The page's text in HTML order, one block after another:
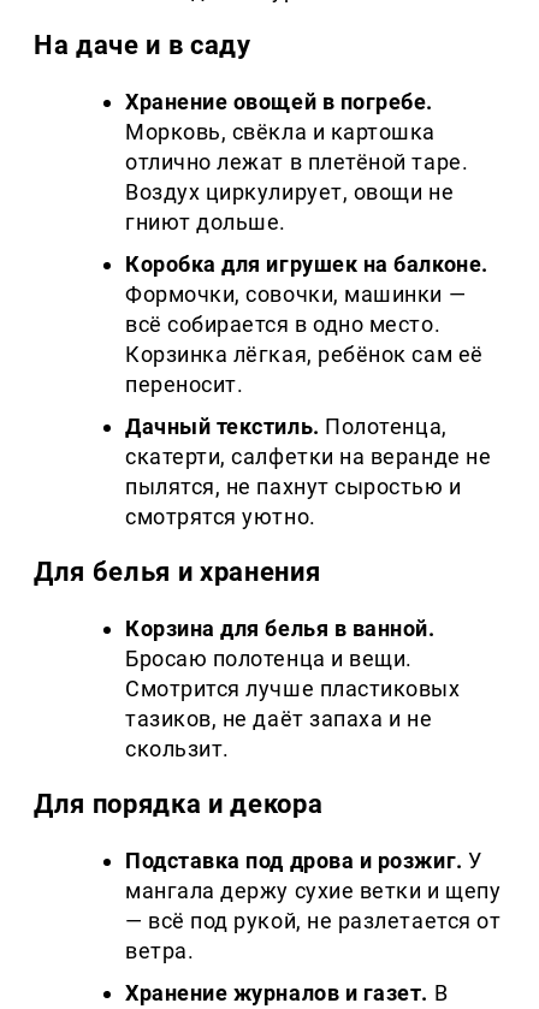
На даче и в саду
Хранение овощей в погребе.
Морковь, свёкла и картошка
отлично лежат в плетёной таре.
Воздух циркулирует, овощи не
гниют дольше.
Коробка для игрушек на балконе.
Формочки, совочки, машинки —
всё собирается в одно место.
Корзинка лёгкая, ребёнок сам её
переносит.
Дачный текстиль. Полотенца,
скатерти, салфетки на веранде не
пылятся, не пахнут сыростью и
смотрятся уютно.
Для белья и хранения
Корзина для белья в ванной.
Бросаю полотенца и вещи.
Смотрится лучше пластиковых
тазиков, не даёт запаха и не
скользит.
Для порядка и декора
Подставка под дрова и розжиг. У
мангала держу сухие ветки и щепу
— всё под рукой, не разлетается от
ветра.
Хранение журналов и газет. В